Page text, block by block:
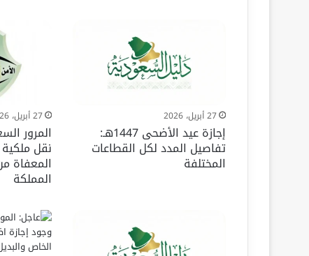
27 أبريل، 2026
إجازة عيد الأضحى 1447هـ:
تفاصيل المدد لكل القطاعات
المختلفة
27 أبريل، 2026
المرور
نقل ملكية
المعفاة
المملكة